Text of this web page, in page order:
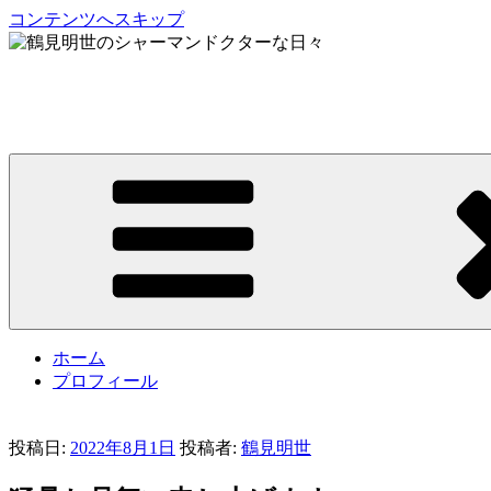
コンテンツへスキップ
ホーム
プロフィール
投稿日: 2022年8月1日 投稿者: 鶴見明世